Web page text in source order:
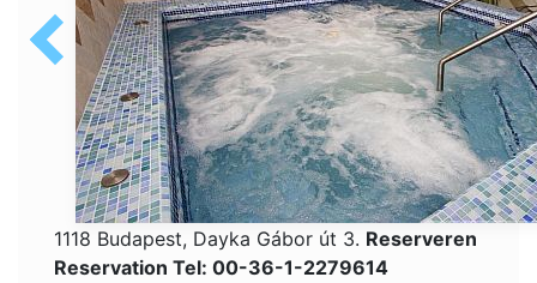
1118 Budapest, Dayka Gábor út 3. Reserveren
Reservation Tel: 00-36-1-2279614